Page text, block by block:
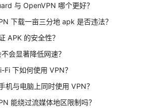
与 OpenVPN 哪个更好？
下载一亩三分地 apk 是否违法？
APK 的安全性？
会显著降低网速？
Fi 下如何使用 VPN？
机与电脑上同时使用 VPN？
能绕过流媒体地区限制吗？